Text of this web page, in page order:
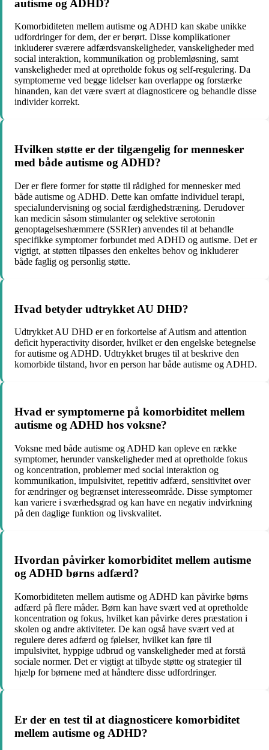
autisme og ADHD?
Komorbiditeten mellem autisme og ADHD kan skabe unikke
udfordringer for dem, der er berørt. Disse komplikationer
inkluderer sværere adfærdsvanskeligheder, vanskeligheder med
social interaktion, kommunikation og problemløsning, samt
vanskeligheder med at opretholde fokus og self-regulering. Da
symptomerne ved begge lidelser kan overlappe og forstærke
hinanden, kan det være svært at diagnosticere og behandle disse
individer korrekt.
Hvilken støtte er der tilgængelig for mennesker
med både autisme og ADHD?
Der er flere former for støtte til rådighed for mennesker med
både autisme og ADHD. Dette kan omfatte individuel terapi,
specialundervisning og social færdighedstræning. Derudover
kan medicin såsom stimulanter og selektive serotonin
genoptagelseshæmmere (SSRIer) anvendes til at behandle
specifikke symptomer forbundet med ADHD og autisme. Det er
vigtigt, at støtten tilpasses den enkeltes behov og inkluderer
både faglig og personlig støtte.
Hvad betyder udtrykket AU DHD?
Udtrykket AU DHD er en forkortelse af Autism and attention
deficit hyperactivity disorder, hvilket er den engelske betegnelse
for autisme og ADHD. Udtrykket bruges til at beskrive den
komorbide tilstand, hvor en person har både autisme og ADHD.
Hvad er symptomerne på komorbiditet mellem
autisme og ADHD hos voksne?
Voksne med både autisme og ADHD kan opleve en række
symptomer, herunder vanskeligheder med at opretholde fokus
og koncentration, problemer med social interaktion og
kommunikation, impulsivitet, repetitiv adfærd, sensitivitet over
for ændringer og begrænset interesseområde. Disse symptomer
kan variere i sværhedsgrad og kan have en negativ indvirkning
på den daglige funktion og livskvalitet.
Hvordan påvirker komorbiditet mellem autisme
og ADHD børns adfærd?
Komorbiditeten mellem autisme og ADHD kan påvirke børns
adfærd på flere måder. Børn kan have svært ved at opretholde
koncentration og fokus, hvilket kan påvirke deres præstation i
skolen og andre aktiviteter. De kan også have svært ved at
regulere deres adfærd og følelser, hvilket kan føre til
impulsivitet, hyppige udbrud og vanskeligheder med at forstå
sociale normer. Det er vigtigt at tilbyde støtte og strategier til
hjælp for børnene med at håndtere disse udfordringer.
Er der en test til at diagnosticere komorbiditet
mellem autisme og ADHD?